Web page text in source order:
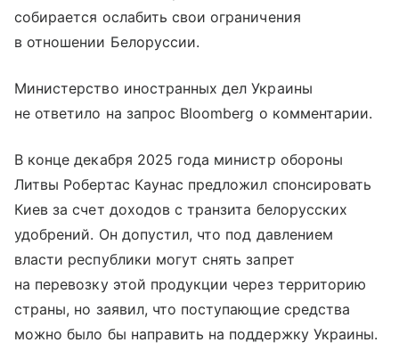
собирается ослабить свои ограничения
в отношении Белоруссии.
Министерство иностранных дел Украины
не ответило на запрос Bloomberg о комментарии.
В конце декабря 2025 года министр обороны
Литвы Робертас Каунас предложил спонсировать
Киев за счет доходов с транзита белорусских
удобрений. Он допустил, что под давлением
власти республики могут снять запрет
на перевозку этой продукции через территорию
страны, но заявил, что поступающие средства
можно было бы направить на поддержку Украины.